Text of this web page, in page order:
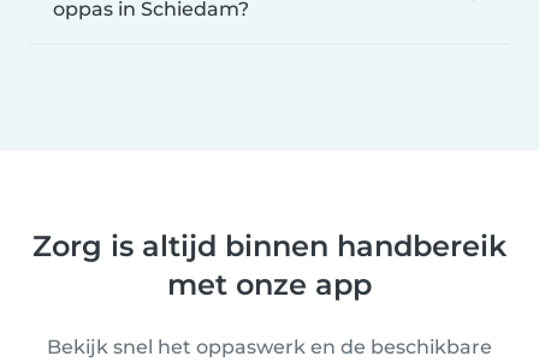
oppas in Schiedam?
Zorg is altijd binnen handbereik
met onze app
Bekijk snel het oppaswerk en de beschikbare